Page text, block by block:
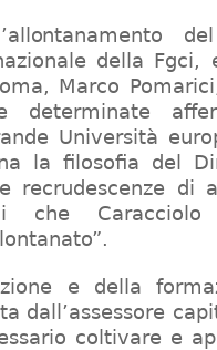
della
Marco
Università
la filosofia del
recrudescenze di
che
e della
dall’assessore
coltivare e